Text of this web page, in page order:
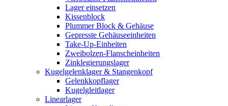
Lager einsetzen
Kissenblock
Plummer Block & Gehäuse
Gepresste Gehäuseeinheiten
Take-Up-Einheiten
Zweibolzen-Flanscheinheiten
Zinklegierungslager
Kugelgelenklager & Stangenkopf
Gelenkkopflager
Kugelgleitlager
Linearlager